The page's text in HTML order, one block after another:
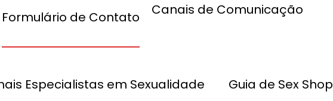
Formulário de Contato Canais de Comunicação
Especialistas em Sexualidade Guia de Sex Shop
Exclusivo